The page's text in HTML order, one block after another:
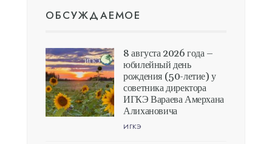
ОБСУЖДАЕМОЕ
8 августа 2026 года –
юбилейный день
рождения (50-летие) у
советника директора
ИГКЭ Вараева Амерхана
Алихановича
ИГКЭ